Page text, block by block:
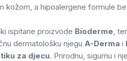
kožom, a hipoalergene formule
ispitane proizvode Bioderme,
dermatološku njegu A-Derma i
za djecu. Prirodnu, sigurnu i